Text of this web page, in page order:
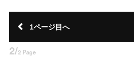
1ページ目へ
2/2 Page